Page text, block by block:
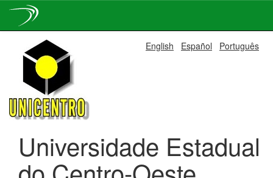
navigation
English Español Português
Universidade Estadual